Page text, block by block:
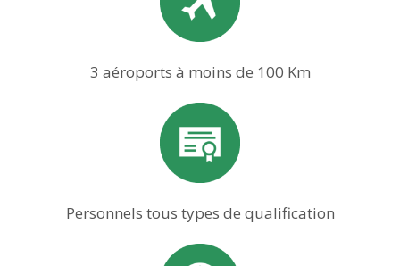
3 aéroports à moins de 100 Km
Personnels tous types de qualification